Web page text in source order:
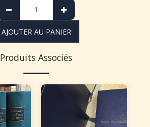
AJOUTER AU PANIER
Produits Associés